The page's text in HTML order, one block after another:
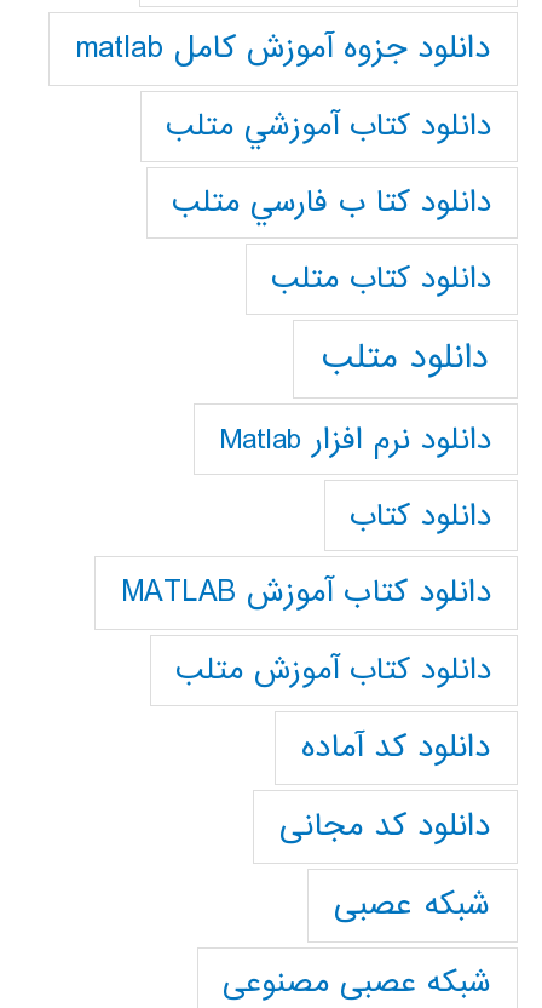
دانلود جزوه آموزش کامل matlab
دانلود كتاب آموزشي متلب
دانلود كتا ب فارسي متلب
دانلود كتاب متلب
دانلود متلب
دانلود نرم افزار Matlab
دانلود کتاب
دانلود کتاب آموزش MATLAB
دانلود کتاب آموزش متلب
دانلود کد آماده
دانلود کد مجانی
شبکه عصبی
شبکه عصبی مصنوعی